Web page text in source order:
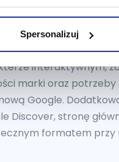
Spersonalizuj
ofercie.Średnia
takiej reklamy.
interaktywnym,
marki oraz
Google.
stronę
formatem